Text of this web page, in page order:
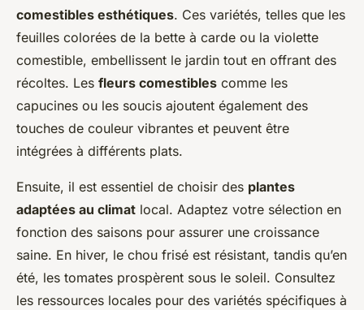
comestibles esthétiques. Ces variétés, telles que les
feuilles colorées de la bette à carde ou la violette
comestible, embellissent le jardin tout en offrant des
récoltes. Les fleurs comestibles comme les
capucines ou les soucis ajoutent également des
touches de couleur vibrantes et peuvent être
intégrées à différents plats.
Ensuite, il est essentiel de choisir des plantes
adaptées au climat local. Adaptez votre sélection en
fonction des saisons pour assurer une croissance
saine. En hiver, le chou frisé est résistant, tandis qu’en
été, les tomates prospèrent sous le soleil. Consultez
les ressources locales pour des variétés spécifiques à